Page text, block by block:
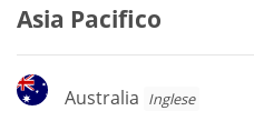
Asia Pacifico
Australia
Australia Inglese